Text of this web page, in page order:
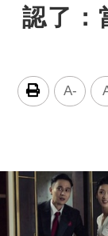
認了：
A-